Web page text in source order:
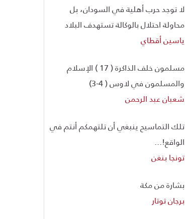
لا توجد حرب أهلية في السودان، بل
محاولة احتلال بالوكالة تستهدف البلاد
ياسين أقطاي
مسلمون خلف الذاكرة ( 17 ) الإسلام
والمسلمون في لاوس ( 4-3)
شعبان عبد الرحمن
تلك التماسيح ينبغي أن تلتهمكم أنتم في
الواقع!...
تونجا بنغن
بشارة من مكة
برجان توتار